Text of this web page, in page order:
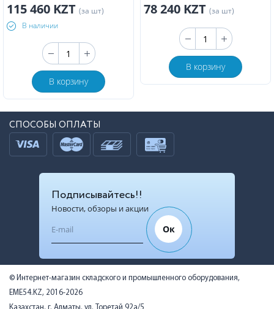
115 460 KZT (за шт)
В наличии
В корзину
78 240 KZT (за шт)
В корзину
СПОСОБЫ ОПЛАТЫ
Подписывайтесь!!
Новости, обзоры и акции
Ок
© Интернет-магазин складского и промышленного оборудования,
EME54.KZ, 2016-2026
Казахстан, г. Алматы, ул. Торетай 92а/5